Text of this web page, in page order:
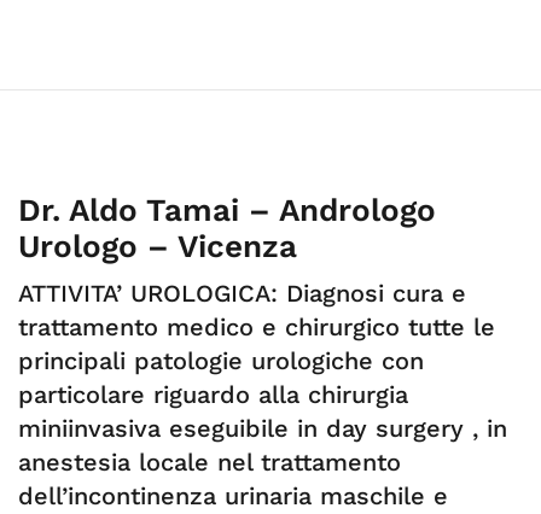
Dr. Aldo Tamai – Andrologo
Urologo – Vicenza
ATTIVITA’ UROLOGICA: Diagnosi cura e
trattamento medico e chirurgico tutte le
principali patologie urologiche con
particolare riguardo alla chirurgia
miniinvasiva eseguibile in day surgery , in
anestesia locale nel trattamento
dell’incontinenza urinaria maschile e